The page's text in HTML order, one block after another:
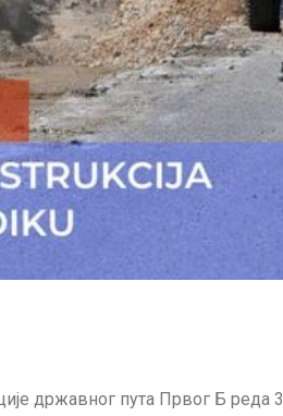
државног пута Првог Б реда